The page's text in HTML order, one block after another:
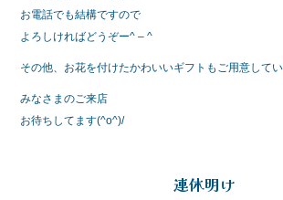
お電話でも結構ですので
よろしければどうぞー^ – ^
その他、お花を付けたかわいいギフトもご用意してい
みなさまのご来店
お待ちしてます(^o^)/
連休明け